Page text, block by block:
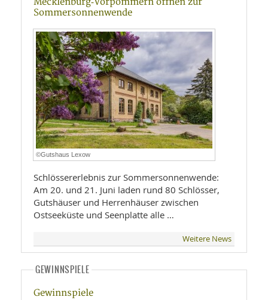
Sommersonnenwende
©Gutshaus Lexow
Schlössererlebnis zur Sommersonnenwende:
Am 20. und 21. Juni laden rund 80 Schlösser,
Gutshäuser und Herrenhäuser zwischen
Ostseeküste und Seenplatte alle …
Weitere News
GEWINNSPIELE
Gewinnspiele